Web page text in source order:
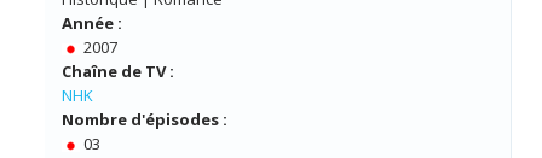
Année :
2007
Chaîne de TV :
NHK
Nombre d'épisodes :
03